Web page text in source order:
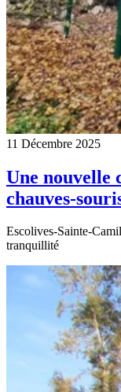
11 Décembre 2025
Une nouvelle
chauves-
Escolives-Sainte-
tranquillité